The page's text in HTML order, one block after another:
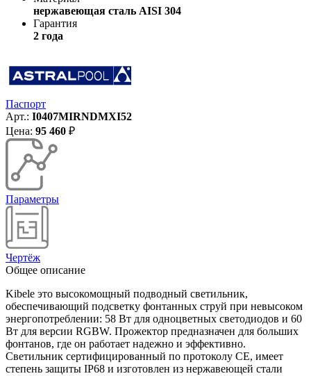
нержавеющая сталь AISI 304
Гарантия
2 года
Паспорт
Арт.: I0407MIRNDMXI52
Цена: 95 460 ₽
Параметры
Чертёж
Общее описание
Kibele это высокомощный подводный светильник,
обеспечивающий подсветку фонтанных струй при невысоком
энергопотреблении: 58 Вт для одноцветных светодиодов и 60
Вт для версии RGBW. Прожектор предназначен для больших
фонтанов, где он работает надежно и эффективно.
Светильник сертифицированный по протоколу CE, имеет
степень защиты IP68 и изготовлен из нержавеющей стали